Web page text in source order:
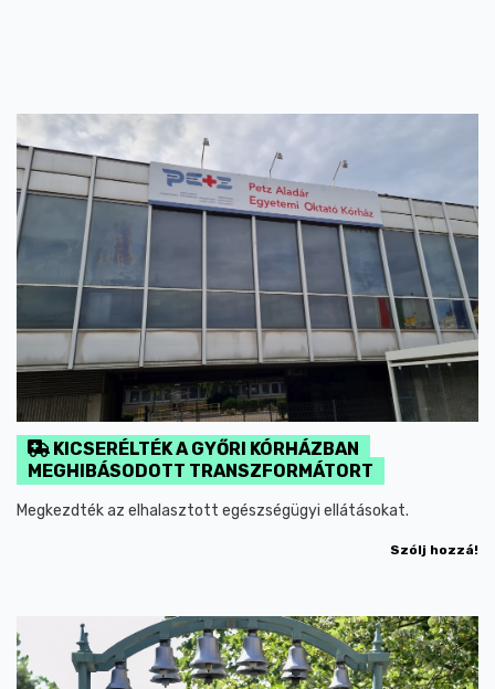
KICSERÉLTÉK A GYŐRI KÓRHÁZBAN
MEGHIBÁSODOTT TRANSZFORMÁTORT
Megkezdték az elhalasztott egészségügyi ellátásokat.
Szólj hozzá!